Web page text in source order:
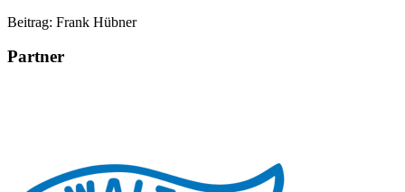
Beitrag: Frank Hübner
Partner